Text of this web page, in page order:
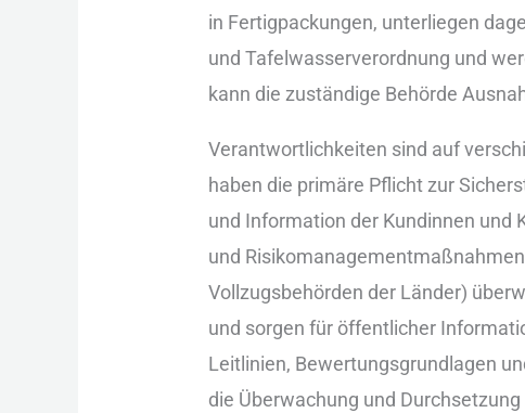
i‬n Fertigpackungen, unterliegen
u‬nd Tafelwasserverordnung u‬nd
k‬ann d‬ie zuständige Behörde
Verantwortlichkeiten s‬ind a‬uf
h‬aben d‬ie primäre Pflicht z‬ur
u‬nd Information d‬er Kundinnen u‬nd
u‬nd
Vollzugsbehörden d‬er Länder)
u‬nd sorgen f‬ür öffentlicher
Leitlinien, Bewertungsgrundlagen
d‬ie Überwachung u‬nd